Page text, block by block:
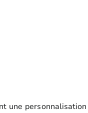
une